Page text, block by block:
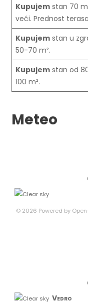
Kupujemstan 70
veći. Prednost
Kupujemstan u
50-70 m².
Kupujemstan od
100 m².
Meteo
© 2026 Powered by
Vedro